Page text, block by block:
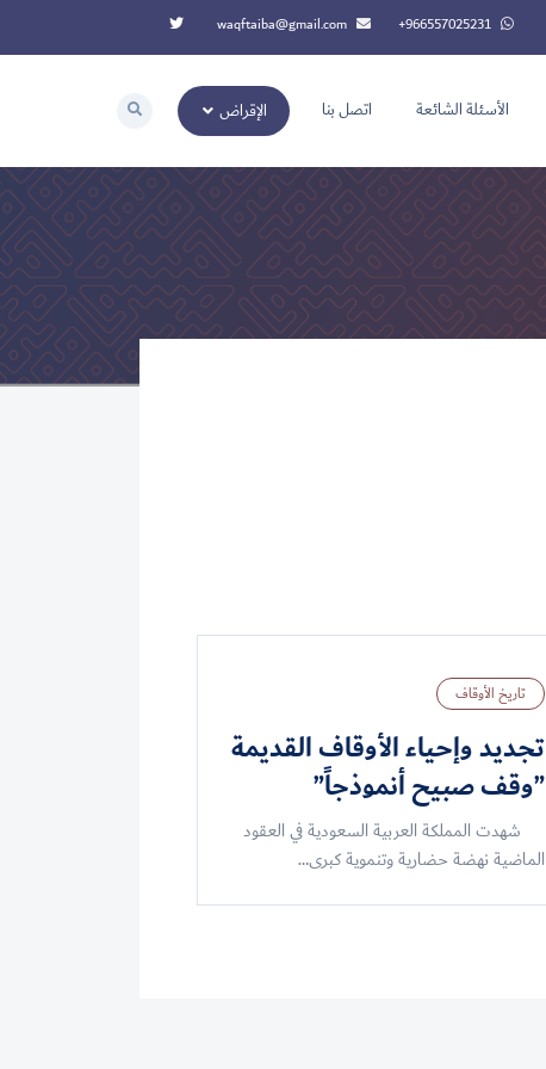
‭+966557025231‬
waqftaiba@gmail.com
الأسئلة الشائعة اتصل بنا الإقراض
تاريخ الأوقاف
تجديد وإحياء الأوقاف القديمة
‏”وقف صبيح أنموذجاً”‏
شهدت المملكة العربية السعودية في العقود
الماضية نهضة حضارية وتنموية كبرى…